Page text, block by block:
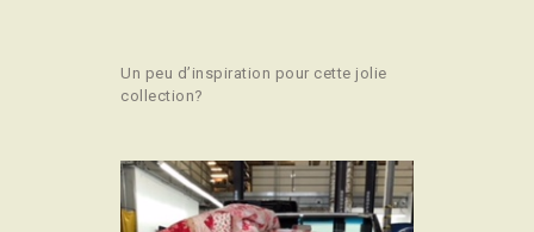
Un peu d’inspiration pour cette jolie
collection?